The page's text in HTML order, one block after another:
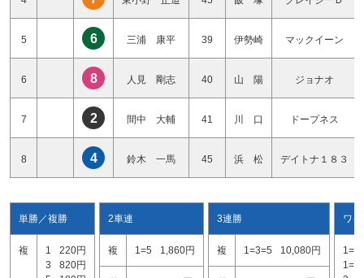
5 6 三浦 康平 39 伊勢崎 マックイーン
6 8 人見 剛志 40 山 陽 ジョナオ
7 2 間中 大輔 41 川 口 ドープネス
8 4 鈴木 一馬 45 浜 松 デイトナ１８３
単勝／複勝
複 1
220円
3
820円
2車連
複 1=5 1,860円
3連勝
複 1=3=5 10,080円
ワ
1=3
1=5